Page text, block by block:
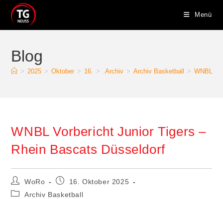
Inhalt
springen
Menü
Blog
> 2025 > Oktober > 16. > .Archiv > Archiv Basketball > WNBL
WNBL Vorbericht Junior Tigers –
Rhein Bascats Düsseldorf
Beitrags-
Autor:
WoRo
Beitrag16. Oktober 2025
Beitrags-
Archiv Basketball